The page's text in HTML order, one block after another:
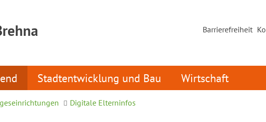
Barrierefreiheit
Stadtentwicklung und Bau Wirtschaft
Digitale Elterninfos